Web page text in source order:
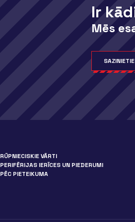
Ir
Mēs
RŪPNIECISKIE VĀRTI
PERIFĒRIJAS IERĪCES UN PIEDERUMI
PĒC PIETEIKUMA